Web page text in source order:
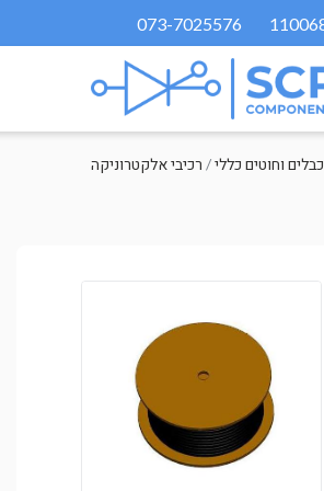
073-7025576
רכיבי אלקטרוניקה /כבלים וחוטים כללי